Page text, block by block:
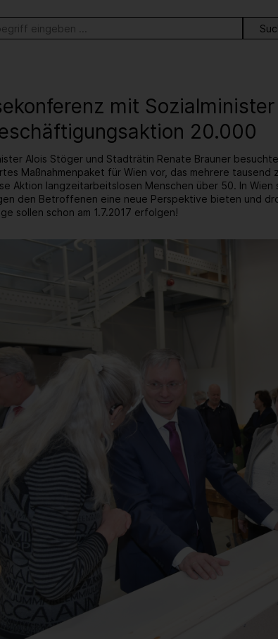
mit
20.000
Alois Stöger und Stadträtin Renate Brauner
Maßnahmenpaket für Wien vor, das mehrere
Aktion langzeitarbeitslosen Menschen über 50. In
den Betroffenen eine neue Perspektive bieten und
sollen schon am 1.7.2017 erfolgen!